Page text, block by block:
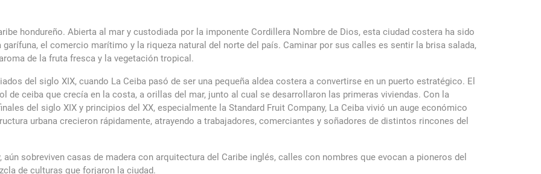
hondureño. Abierta al mar y custodiada por la imponente Cordillera Nombre de Dios, esta ciudad costera ha sido
el comercio marítimo y la riqueza natural del norte del país. Caminar por sus calles es sentir la brisa salada,
de la fruta fresca y la vegetación tropical.
del siglo XIX, cuando La Ceiba pasó de ser una pequeña aldea costera a convertirse en un puerto estratégico. El
de ceiba que crecía en la costa, a orillas del mar, junto al cual se desarrollaron las primeras viviendas. Con la
del siglo XIX y principios del XX, especialmente la Standard Fruit Company, La Ceiba vivió un auge económico
urbana crecieron rápidamente, atrayendo a trabajadores, comerciantes y soñadores de distintos rincones del
sobreviven casas de madera con arquitectura del Caribe inglés, calles con nombres que evocan a pioneros del
de culturas que forjaron la ciudad.